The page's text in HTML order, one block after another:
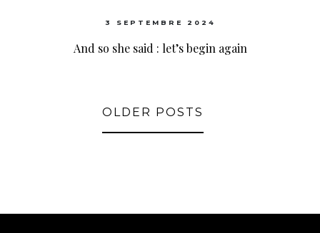
3 SEPTEMBRE 2024
And so she said : let’s begin again
OLDER POSTS